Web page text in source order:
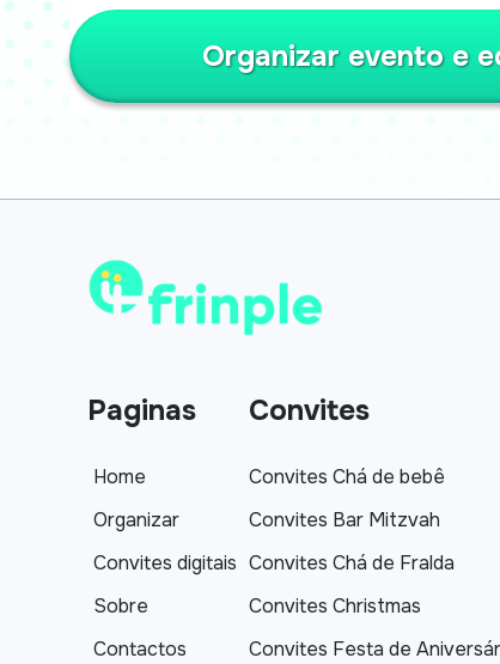
Organizar evento e
Paginas
Home
Organizar
Convites digitais
Sobre
Contactos
Convites
Convites Chá de bebê
Convites Bar Mitzvah
Convites Chá de Fralda
Convites Christmas
Convites Festa de